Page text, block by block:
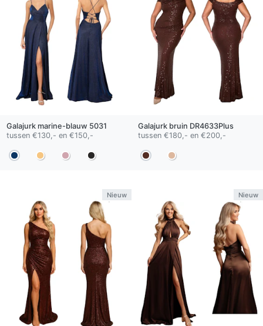
Galajurk marine-blauw 5031
tussen €130,- en €150,-
Galajurk bruin DR4633Plus
tussen €180,- en €200,-
Nieuw Nieuw